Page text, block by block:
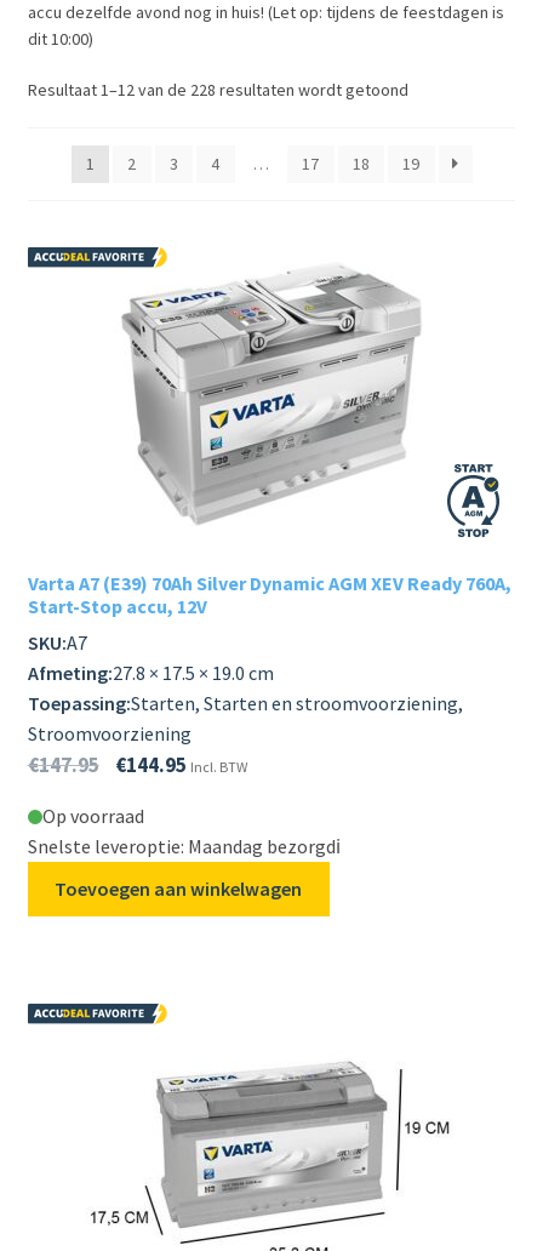
accu dezelfde avond nog in huis! (Let op: tijdens de feestdagen is
dit 10:00)
Resultaat 1–12 van de 228 resultaten wordt getoond
1 2 3 4 … 17 18 19
Varta A7 (E39) 70Ah Silver Dynamic AGM XEV Ready 760A,
Start-Stop accu, 12V
SKU:A7
Afmeting:27.8 × 17.5 × 19.0 cm
Toepassing:Starten, Starten en stroomvoorziening,
Stroomvoorziening
€147.95 €144.95 Incl. BTW
Op voorraad
Snelste leveroptie: Maandag bezorgdℹ️
Toevoegen aan winkelwagen